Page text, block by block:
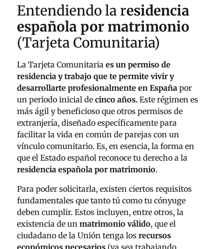
Entendiendo la residencia
española por matrimonio
(Tarjeta Comunitaria)
La Tarjeta Comunitaria es un permiso de
residencia y trabajo que te permite vivir y
desarrollarte profesionalmente en España por
un periodo inicial de cinco años. Este régimen es
más ágil y beneficioso que otros permisos de
extranjería, diseñado específicamente para
facilitar la vida en común de parejas con un
vínculo comunitario. Es, en esencia, la forma en
que el Estado español reconoce tu derecho a la
residencia española por matrimonio.
Para poder solicitarla, existen ciertos requisitos
fundamentales que tanto tú como tu cónyuge
deben cumplir. Estos incluyen, entre otros, la
existencia de un matrimonio válido, que el
ciudadano de la Unión tenga los recursos
económicos necesarios (ya sea trabajando,